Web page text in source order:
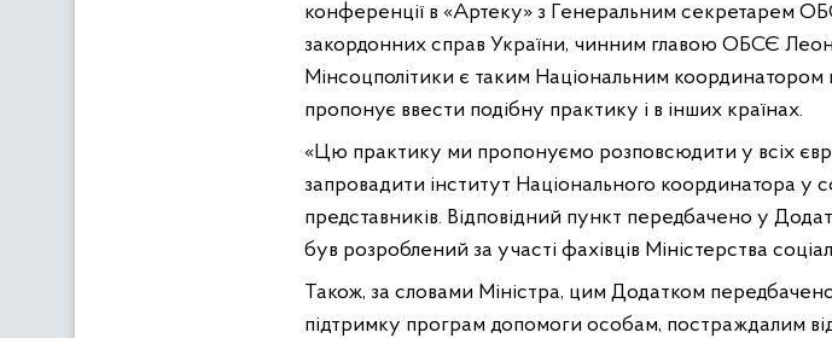
конференції в «Артеку» з Генеральним секретарем
закордонних справ України, чинним главою ОБСЄ
Мінсоцполітики є таким Національним
пропонує ввести подібну практику і в інших країнах.
«Цю практику ми пропонуємо розповсюдити у всіх
запровадити інститут Національного координатора у
представників. Відповідний пункт передбачено у
був розроблений за участі фахівців Міністерства
Також, за словами Міністра, цим Додатком
підтримку програм допомоги особам, постраждалим від